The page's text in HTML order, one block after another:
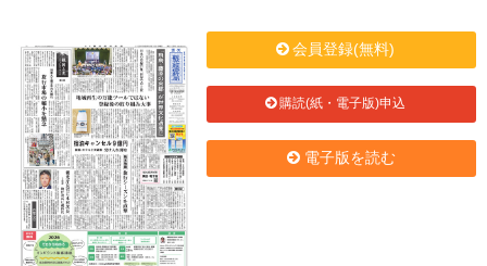
会員登録(無料)
購読(紙・電子版)申込
電子版を読む